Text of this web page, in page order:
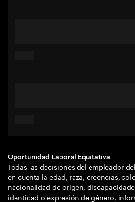
Oportunidad Laboral Equitativa
Todas las decisiones del empleador
en cuenta la edad, raza, creencias,
nacionalidad de origen,
identidad o expresión de género,